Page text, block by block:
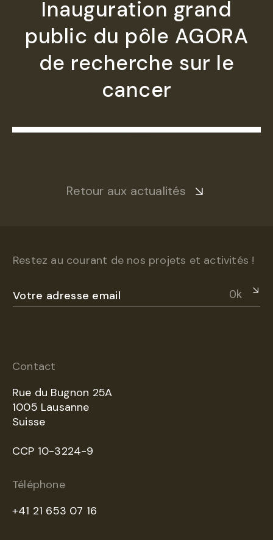
Inauguration grand
public du pôle AGORA
de recherche sur le
cancer
Retour aux actualités
Restez au courant de nos projets et activités !
Ok
Contact
Rue du Bugnon 25A
1005 Lausanne
Suisse
CCP 10-3224-9
Téléphone
+41 21 653 07 16